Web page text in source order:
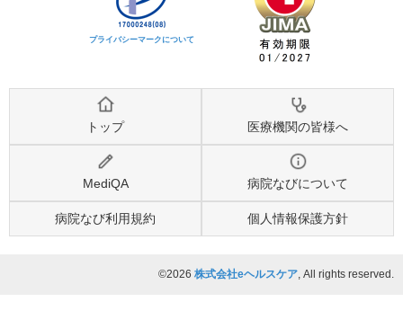
プライバシーマークについて
トップ 医療機関の皆様へ
MediQA 病院なびについて
病院なび利用規約 個人情報保護方針
©2026 株式会社eヘルスケア, All rights reserved.